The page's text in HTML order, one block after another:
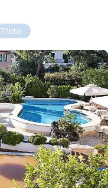
7 foto